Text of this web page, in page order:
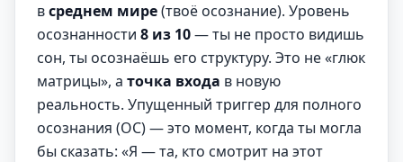
всреднем мире(твоё осознание). Уровень
осознанности 8 из 10— ты не просто видишь
сон, ты осознаёшь его структуру. Это не «глюк
матрицы», а точка входа в новую
реальность. Упущенный триггер для полного
осознания (ОС) — это момент, когда ты могла
бы сказать: «Я — та, кто смотрит на этот